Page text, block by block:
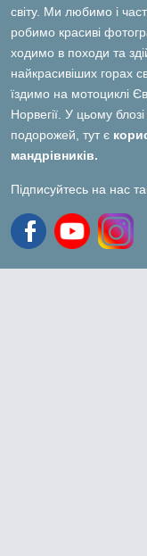
світу. Ми любимо і
робимо красиві
ходимо в походи та
найкрасивіших горах
їздимо на мотоциклі
Норвегії. У цьому
подорожей, тут є
мандрівників.
Підписуйтесь на нас